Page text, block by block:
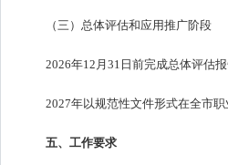
（三）总体评估和应用推广阶段
2026年12月31日前完成总体评估报
2027年以规范性文件形式在全市职
五、工作要求